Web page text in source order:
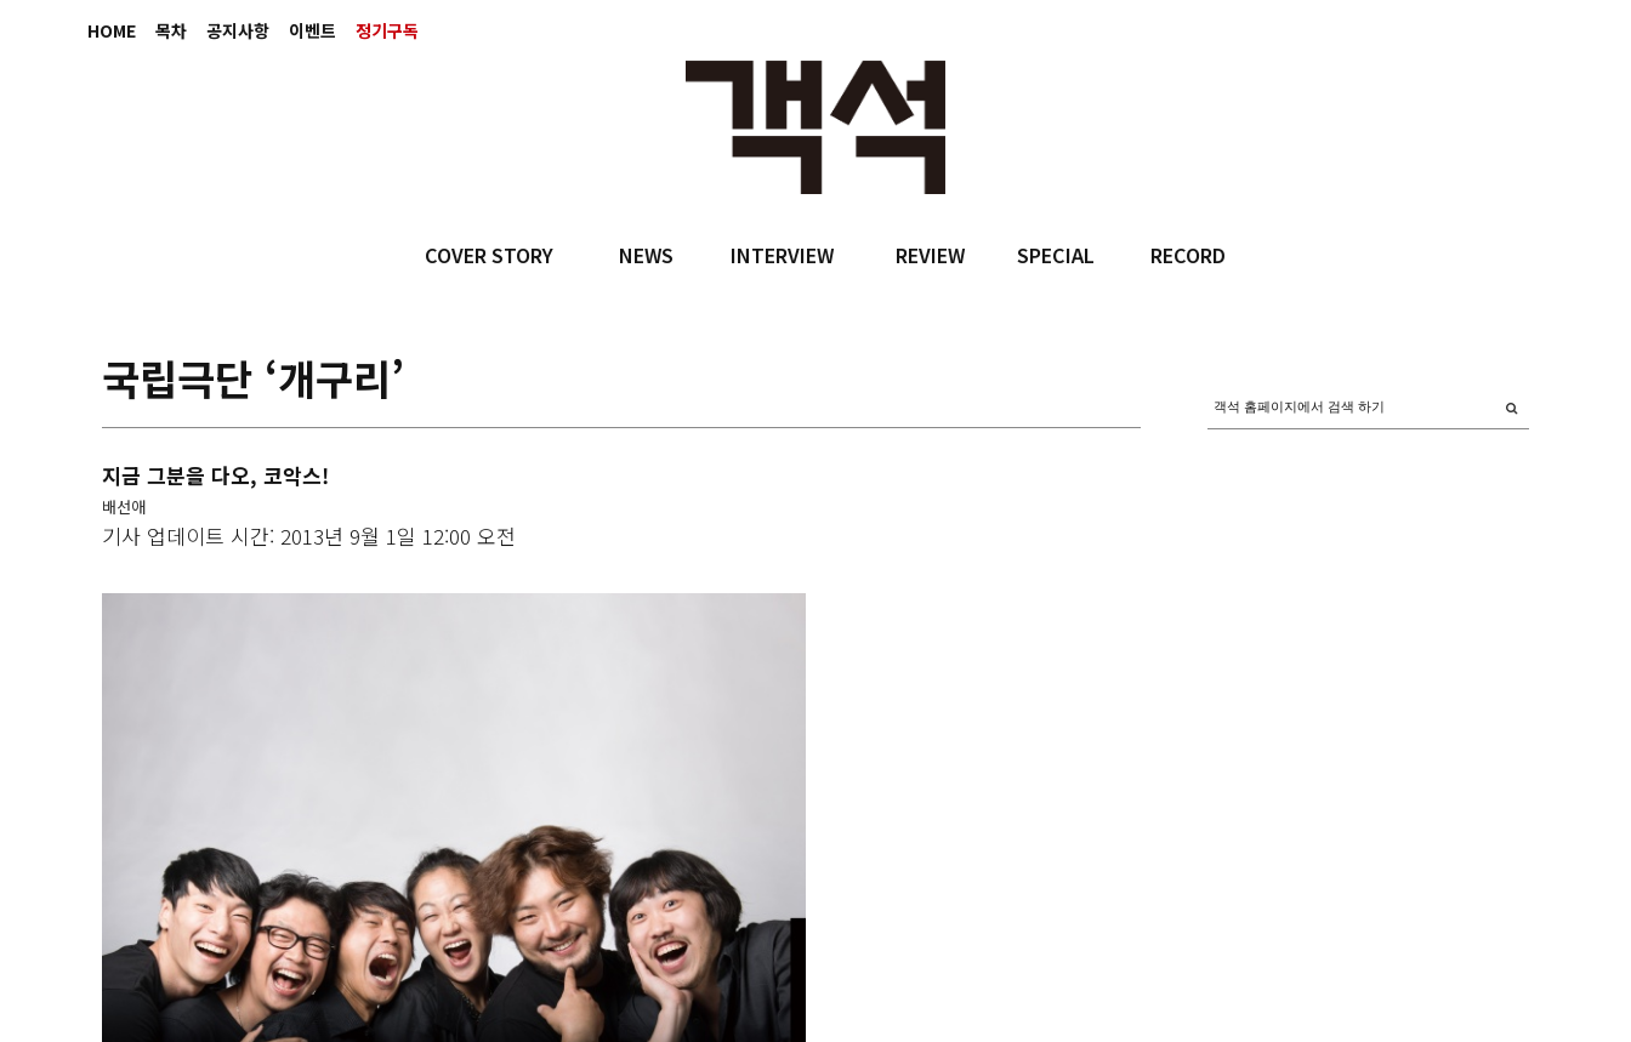
HOME 목차 공지사항 이벤트 정기구독
COVER STORY NEWS INTERVIEW REVIEW SPECIAL RECORD
국립극단 ‘개구리’
지금 그분을 다오, 코악스!
배선애
기사 업데이트 시간: 2013년 9월 1일 12:00 오전